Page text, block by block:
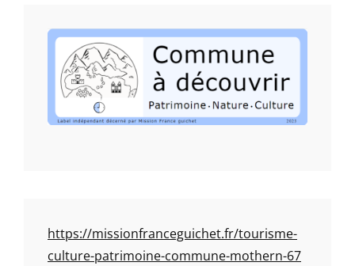
https://missionfranceguichet.fr/tourisme-
culture-patrimoine-commune-mothern-67